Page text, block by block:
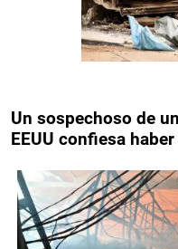
Un sospechoso de
EEUU confiesa